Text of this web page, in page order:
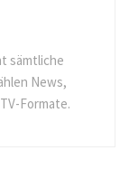
sämtliche
News,
Formate.